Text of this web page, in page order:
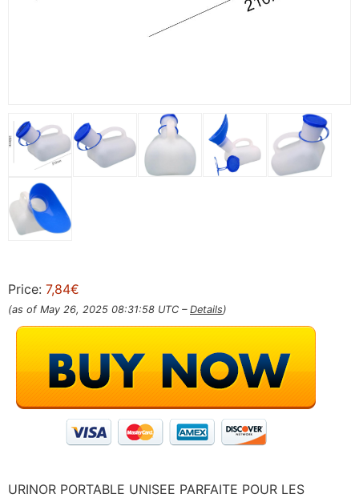
Price: 7,84€
(as of May 26, 2025 08:31:58 UTC – Details)
URINOR PORTABLE UNISEE PARFAITE POUR LES